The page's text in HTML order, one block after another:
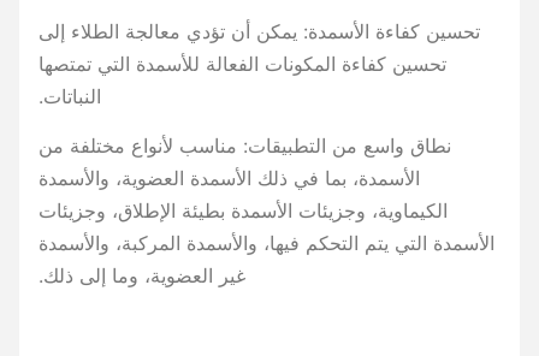
تحسين كفاءة الأسمدة: يمكن أن تؤدي معالجة الطلاء إلى
تحسين كفاءة المكونات الفعالة للأسمدة التي تمتصها
النباتات.
نطاق واسع من التطبيقات: مناسب لأنواع مختلفة من
الأسمدة، بما في ذلك الأسمدة العضوية، والأسمدة
الكيماوية، وجزيئات الأسمدة بطيئة الإطلاق، وجزيئات
الأسمدة التي يتم التحكم فيها، والأسمدة المركبة، والأسمدة
غير العضوية، وما إلى ذلك.